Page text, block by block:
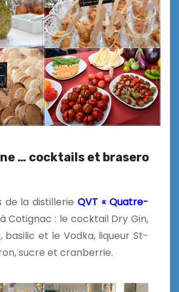
… cocktails et brasero
de la distillerie QVT « Quatre-
Cotignac : le cocktail Dry Gin,
basilic et le Vodka, liqueur St-
sucre et cranberrie.